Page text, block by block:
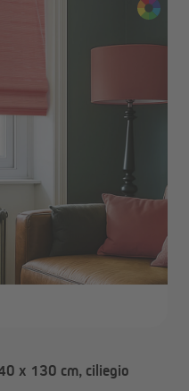
x 130 cm, ciliegio